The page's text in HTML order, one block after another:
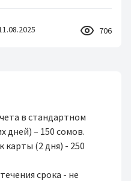
706
в стандартном
дней) – 150 сомов.
карты (2 дня) - 250
срока - не